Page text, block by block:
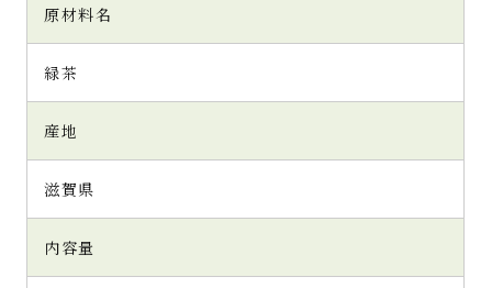
原材料名
緑茶
産地
滋賀県
内容量